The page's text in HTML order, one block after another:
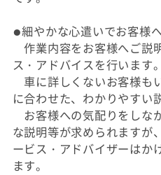
●細やかな心遣いでお客様
作業内容をお客様へご説
ス・アドバイスを行います。
車に詳しくないお客様も
に合わせた、わかりやすい
お客様への気配りをしな
な説明等が求められますが
ービス・アドバイザーはか
ます。